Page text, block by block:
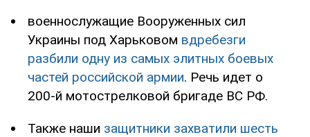
военнослужащие Вооруженных сил
Украины под Харьковом вдребезги
разбили одну из самых элитных боевых
частей российской армии. Речь идет о
200-й мотострелковой бригаде ВС РФ.
Также наши защитники захватили шесть